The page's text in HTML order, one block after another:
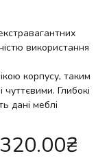
використання
корпусу, таким
Глибокі
дані меблі
₴